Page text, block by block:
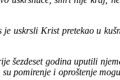
uskrsli Krist pretekao u
šezdeset godina uputili
pomirenje i oproštenje